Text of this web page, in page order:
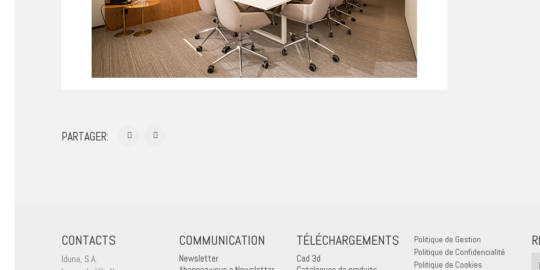
PARTAGER:
CONTACTS
Iduna, S.A.
COMMUNICATION
Newsletter
TÉLÉCHARGEMENTS
Cad 3d
Politique de Gestion
Politique de Confidencialité
Politique de Cookies